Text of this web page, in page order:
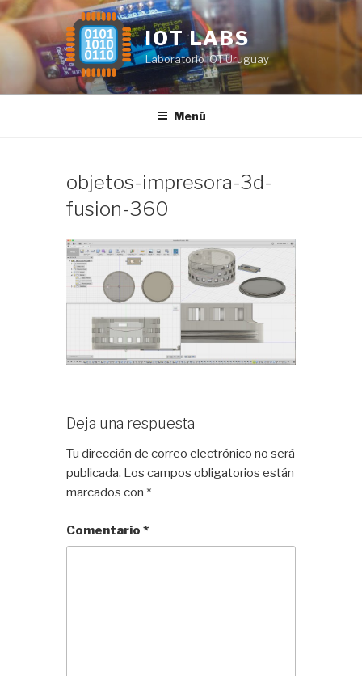
Saltar
al
contenido
IOT LABS
Laboratorio IOT Uruguay
Menú
objetos-impresora-3d-
fusion-360
Deja una respuesta
Tu dirección de correo electrónico no será
publicada. Los campos obligatorios están
marcados con *
Comentario*